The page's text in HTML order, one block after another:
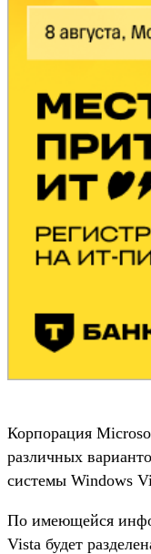
Корпорация
различных
системы Windows
По имеющейся
Vista будет